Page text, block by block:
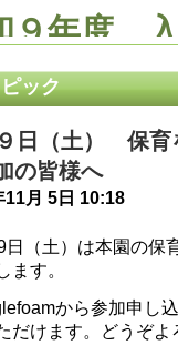
９年度
年6月 1日
９年度
年4月20日
８年度
て
年3月 2日
ック
日（土） 保育
の皆様へ
11月 5日 10:18
日（土）は本園の保
ます。
から参加申し
だけます。どうぞ